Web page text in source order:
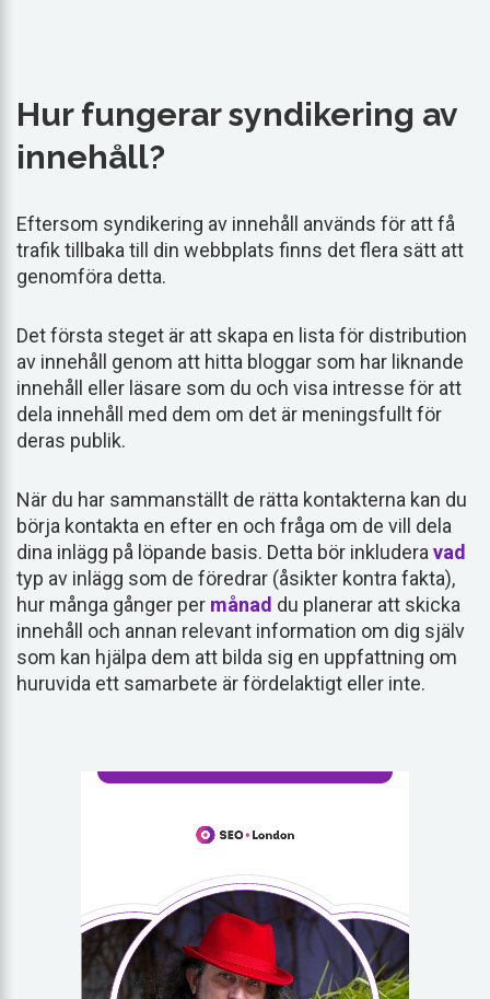
Hur fungerar syndikering av
innehåll?
Eftersom syndikering av innehåll används för att få
trafik tillbaka till din webbplats finns det flera sätt att
genomföra detta.
Det första steget är att skapa en lista för distribution
av innehåll genom att hitta bloggar som har liknande
innehåll eller läsare som du och visa intresse för att
dela innehåll med dem om det är meningsfullt för
deras publik.
När du har sammanställt de rätta kontakterna kan du
börja kontakta en efter en och fråga om de vill dela
dina inlägg på löpande basis. Detta bör inkluderavad
typ av inlägg som de föredrar (åsikter kontra fakta),
hur många gånger per månad du planerar att skicka
innehåll och annan relevant information om dig själv
som kan hjälpa dem att bilda sig en uppfattning om
huruvida ett samarbete är fördelaktigt eller inte.